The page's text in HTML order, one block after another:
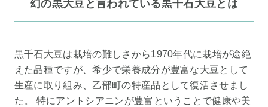
幻の黒大豆と言われている黒千石大豆とは
黒千石大豆は栽培の難しさから1970年代に栽培が途絶
えた品種ですが、希少で栄養成分が豊富な大豆として
生産に取り組み、乙部町の特産品として復活させまし
た。 特にアントシアニンが豊富ということで健康や美